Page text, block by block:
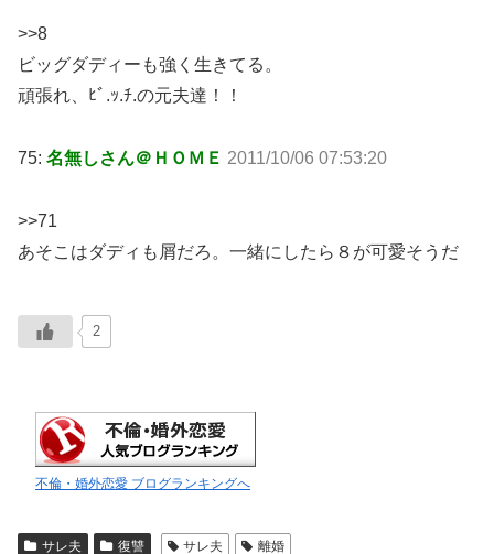
>>8
ビッグダディーも強く生きてる。
頑張れ、ﾋﾞ.ｯ.ﾁ.の元夫達！！
75: 名無しさん＠ＨＯＭＥ 2011/10/06 07:53:20
>>71
あそこはダディも屑だろ。一緒にしたら８が可愛そうだ
2
不倫・婚外恋愛 ブログランキングへ
サレ夫 復讐 サレ夫 離婚